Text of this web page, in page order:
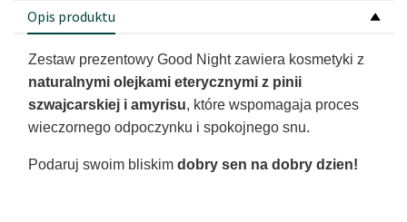
Opis produktu
Zestaw prezentowy Good Night zawiera kosmetyki z
naturalnymi olejkami eterycznymi z pinii
szwajcarskiej i amyrisu, które wspomagaja proces
wieczornego odpoczynku i spokojnego snu.
Podaruj swoim bliskim dobry sen na dobry dzien!